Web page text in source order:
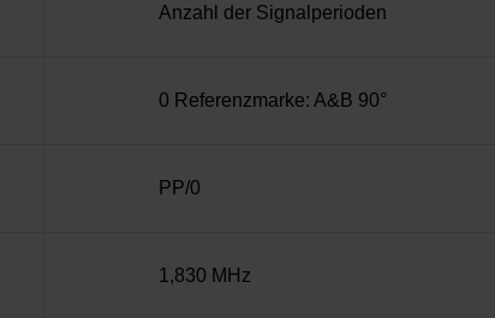
Anzahl der Signalperioden
0 Referenzmarke: A&B 90°
PP/0
1,830 MHz